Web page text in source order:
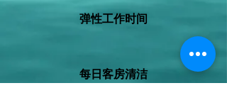
弹性工作时间
每日客房清洁